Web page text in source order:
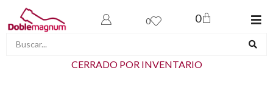
0 0
CERRADO POR INVENTARIO